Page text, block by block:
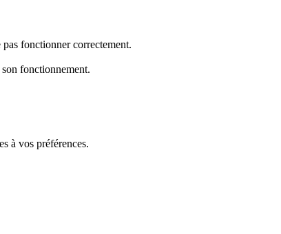
fonctionner correctement.
fonctionnement.
à vos préférences.